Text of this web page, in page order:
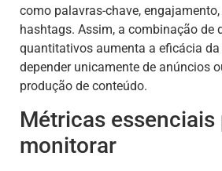
como palavras-chave,
hashtags. Assim, a combinação de
quantitativos aumenta a eficácia da
depender unicamente de anúncios
produção de conteúdo.
Métricas essenciais
monitorar